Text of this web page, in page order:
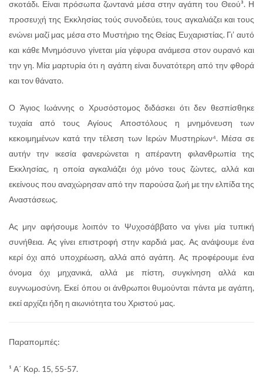
σκοτάδι. Είναι πρόσωπα ζωντανά μέσα στην αγάπη του Θεού³. Η
προσευχή της Εκκλησίας τούς συνοδεύει, τους αγκαλιάζει και τους
ενώνει μαζί μας μέσα στο Μυστήριο της Θείας Ευχαριστίας. Γι’ αυτό
και κάθε Μνημόσυνο γίνεται μία γέφυρα ανάμεσα στον ουρανό και
την γη. Μία μαρτυρία ότι η αγάπη είναι δυνατότερη από την φθορά
και τον θάνατο.
Ο Άγιος Ιωάννης ο Χρυσόστομος διδάσκει ότι δεν θεσπίσθηκε
τυχαία από τους Αγίους Αποστόλους η μνημόνευση των
κεκοιμημένων κατά την τέλεση των Ιερών Μυστηρίων⁴. Μέσα σε
αυτήν την ικεσία φανερώνεται η απέραντη φιλανθρωπία της
Εκκλησίας, η οποία αγκαλιάζει όχι μόνο τους ζώντες, αλλά και
εκείνους που αναχώρησαν από την παρούσα ζωή με την ελπίδα της
Αναστάσεως.
Ας μην αφήσουμε λοιπόν το Ψυχοσάββατο να γίνει μία τυπική
συνήθεια. Ας γίνει επιστροφή στην καρδιά μας. Ας ανάψουμε ένα
κερί όχι από υποχρέωση, αλλά από αγάπη. Ας προφέρουμε ένα
όνομα όχι μηχανικά, αλλά με πίστη, συγκίνηση αλλά και
ευγνωμοσύνη. Εκεί όπου οι άνθρωποι θυμούνται πάντα με αγάπη,
εκεί αρχίζει ήδη η αιωνιότητα του Χριστού μας.
Παραπομπές:
¹ Α΄ Κορ. 15, 55-57.